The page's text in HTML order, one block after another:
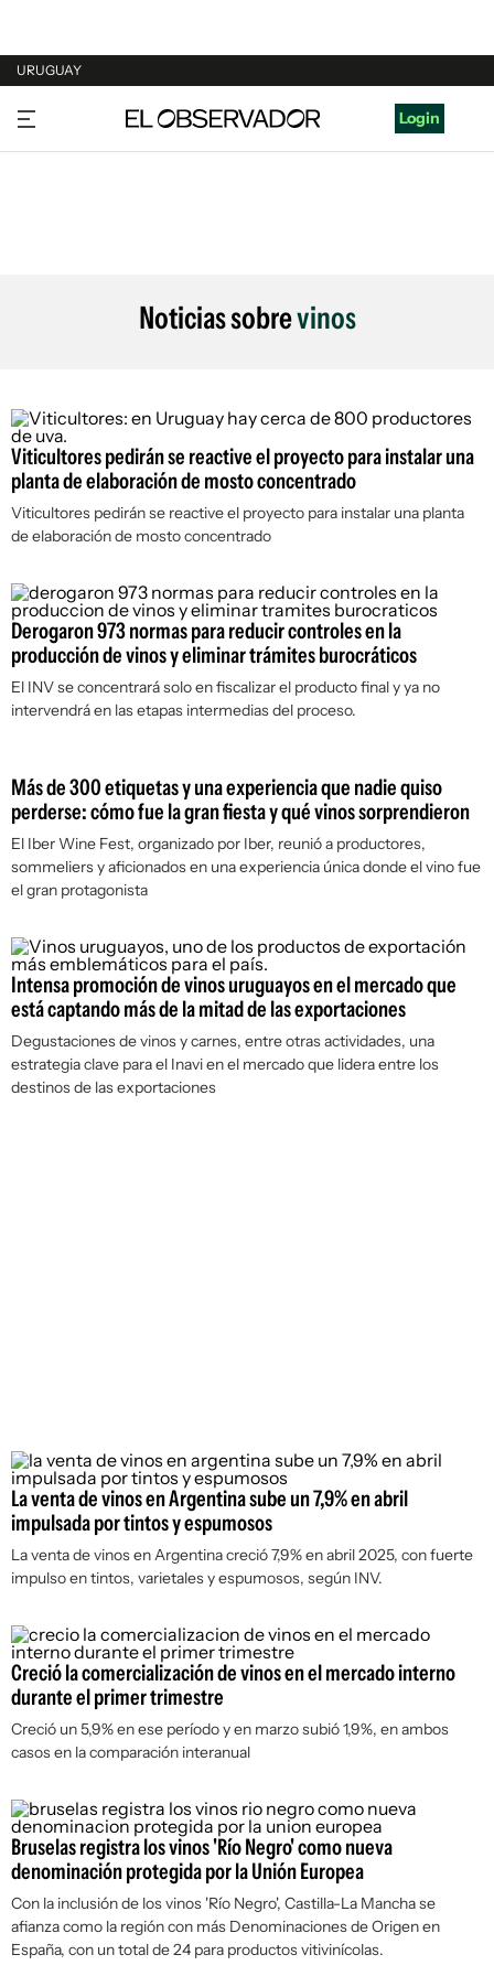
URUGUAY
URUGUAY
ARGENTINA
Login
Noticias sobrevinos
Viticultores pedirán se reactive el proyecto para instalar una
planta de elaboración de mosto concentrado
Viticultores pedirán se reactive el proyecto para instalar una planta
de elaboración de mosto concentrado
Derogaron 973 normas para reducir controles en la
producción de vinos y eliminar trámites burocráticos
El INV se concentrará solo en fiscalizar el producto final y ya no
intervendrá en las etapas intermedias del proceso.
Más de 300 etiquetas y una experiencia que nadie quiso
perderse: cómo fue la gran fiesta y qué vinos sorprendieron
El Iber Wine Fest, organizado por Iber, reunió a productores,
sommeliers y aficionados en una experiencia única donde el vino fue
el gran protagonista
Intensa promoción de vinos uruguayos en el mercado que
está captando más de la mitad de las exportaciones
Degustaciones de vinos y carnes, entre otras actividades, una
estrategia clave para el Inavi en el mercado que lidera entre los
destinos de las exportaciones
La venta de vinos en Argentina sube un 7,9% en abril
impulsada por tintos y espumosos
La venta de vinos en Argentina creció 7,9% en abril 2025, con fuerte
impulso en tintos, varietales y espumosos, según INV.
Creció la comercialización de vinos en el mercado interno
durante el primer trimestre
Creció un 5,9% en ese período y en marzo subió 1,9%, en ambos
casos en la comparación interanual
Bruselas registra los vinos 'Río Negro' como nueva
denominación protegida por la Unión Europea
Con la inclusión de los vinos 'Río Negro', Castilla-La Mancha se
afianza como la región con más Denominaciones de Origen en
España, con un total de 24 para productos vitivinícolas.